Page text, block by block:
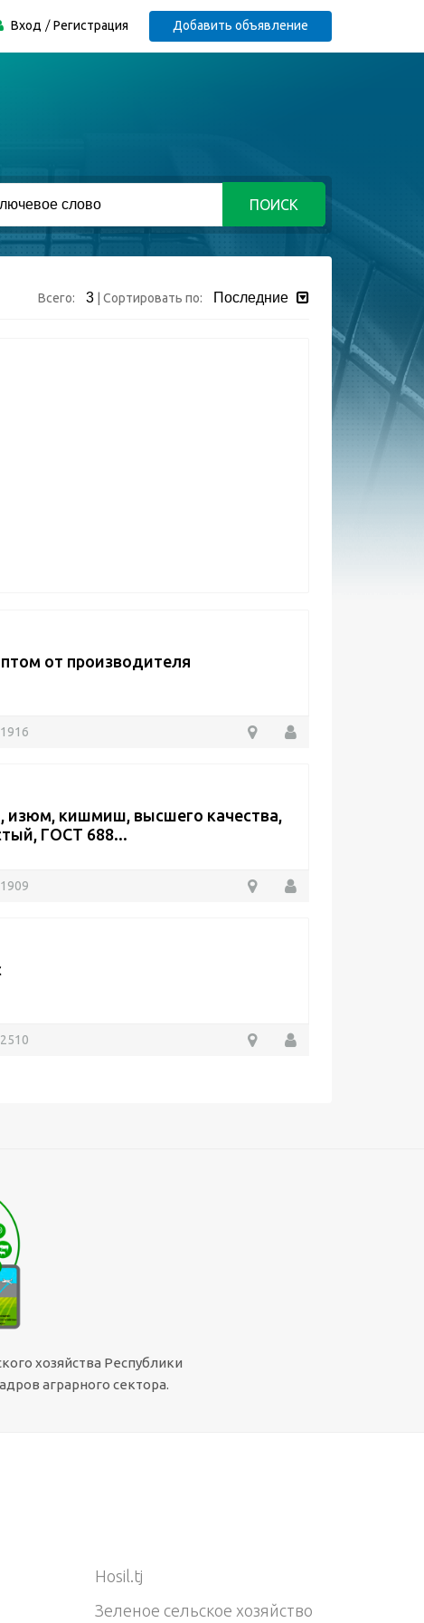
Вход Регистрация Добавить объявление
ПОИСК
Всего: 3 Сортировать по: Последние
от производителя
изюм, кишмиш, высшего качества,
ГОСТ 688...
хозяйства Республики
аграрного сектора.
Hosil.tj
Зеленое сельское хозяйство